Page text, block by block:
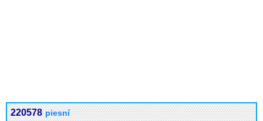
220578 piesní